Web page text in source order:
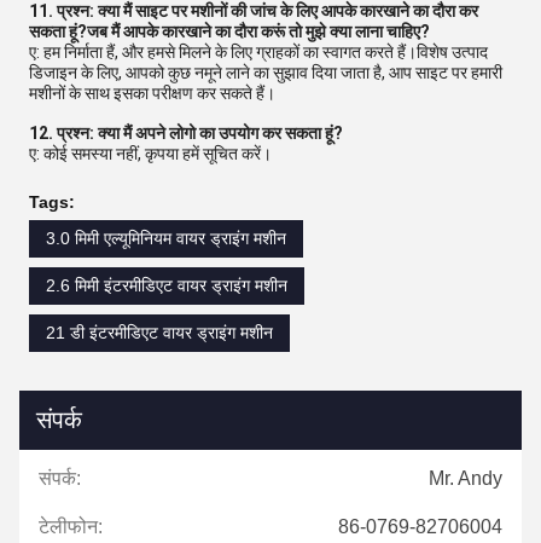
11. प्रश्न: क्या मैं साइट पर मशीनों की जांच के लिए आपके कारखाने का दौरा कर
सकता हूं?जब मैं आपके कारखाने का दौरा करूं तो मुझे क्या लाना चाहिए?
ए: हम निर्माता हैं, और हमसे मिलने के लिए ग्राहकों का स्वागत करते हैं।विशेष उत्पाद
डिजाइन के लिए, आपको कुछ नमूने लाने का सुझाव दिया जाता है, आप साइट पर हमारी
मशीनों के साथ इसका परीक्षण कर सकते हैं।
12. प्रश्न: क्या मैं अपने लोगो का उपयोग कर सकता हूं?
ए: कोई समस्या नहीं, कृपया हमें सूचित करें।
Tags:
3.0 मिमी एल्यूमिनियम वायर ड्राइंग मशीन
2.6 मिमी इंटरमीडिएट वायर ड्राइंग मशीन
21 डी इंटरमीडिएट वायर ड्राइंग मशीन
संपर्क
संपर्क: Mr. Andy
टेलीफोन: 86-0769-82706004